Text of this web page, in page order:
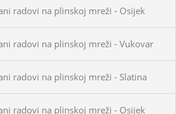
radovi na plinskoj mreži - Osijek
radovi na plinskoj mreži - Vukovar
radovi na plinskoj mreži - Slatina
radovi na plinskoj mreži - Osijek